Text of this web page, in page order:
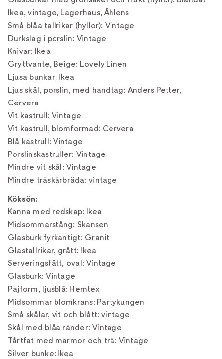
Ikea, vintage, Lagerhaus, Åhlens
Små blåa tallrikar (hyllor): Vintage
Durkslag i porslin: Vintage
Knivar: Ikea
Gryttvante, Beige: Lovely Linen
Ljusa bunkar: Ikea
Ljus skål, porslin, med handtag: Anders Petter,
Cervera
Vit kastrull: Vintage
Vit kastrull, blomformad: Cervera
Blå kastrull: Vintage
Porslinskastruller: Vintage
Mindre vit skål: Vintage
Mindre träskärbräda: vintage
Köksön:
Kanna med redskap: Ikea
Midsommarstång: Skansen
Glasburk fyrkantigt: Granit
Glastallrikar, grått: Ikea
Serveringsfått, oval: Vintage
Glasburk: Vintage
Pajform, ljusblå: Hemtex
Midsommar blomkrans: Partykungen
Små skålar, vit och blått: vintage
Skål med blåa ränder: Vintage
Tårtfat med marmor och trä: Vintage
Silver bunke: Ikea